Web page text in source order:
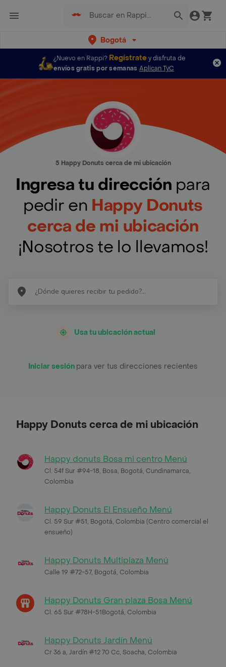
Bogotá
¿Nuevo en Rappi? Regístratey disfruta de
envíos gratis por semanas Aplican TyC
5 Happy Donuts cerca de mi ubicación
Ingresa tu dirección para
pedir en Happy Donuts
cerca de mi ubicación
¡Nosotros te lo llevamos!
Usa tu ubicación actual
Iniciar sesión para ver tus direcciones recientes
Happy Donuts cerca de mi ubicación
Happy donuts Bosa mi centro Menú
Cl. 54f Sur #94-18, Bosa, Bogotá, Cundinamarca,
Colombia
Happy Donuts El Ensueño Menú
Cl. 59 Sur #51, Bogotá, Colombia (Centro comercial el
ensueño)
Happy Donuts Multiplaza Menú
Calle 19 #72-57, Bogotá, Colombia
Happy Donuts Gran plaza Bosa Menú
Cl. 65 Sur #78H-51Bogotá, Colombia
Happy Donuts Jardín Menú
Cr 36 a, Jardín #12 70 Cc, Soacha, Colombia